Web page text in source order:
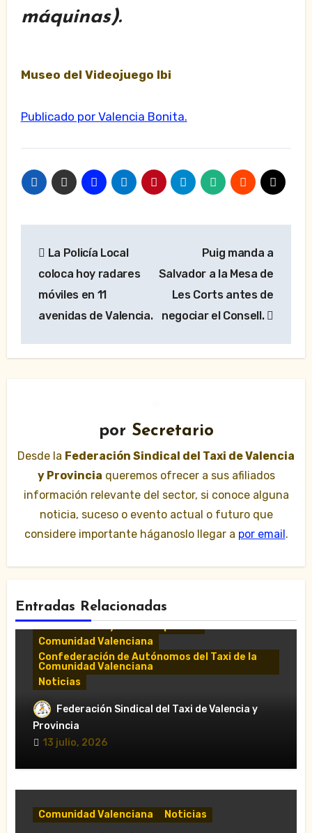
máquinas).
Museo del Videojuego Ibi
Publicado por Valencia Bonita.
de
entradas
La Policía Local
coloca hoy radares
móviles en 11
avenidas de Valencia.
Puig manda a
Salvador a la Mesa de
Les Corts antes de
negociar el Consell.
por Secretario
Desde la Federación Sindical del Taxi de Valencia
y Provincia queremos ofrecer a sus afiliados
información relevante del sector, si conoce alguna
noticia, suceso o evento actual o futuro que
considere importante háganoslo llegar a por email .
Entradas Relacionadas
Comunicados y notas de prensa
Comunidad Valenciana
Confederación de Autónomos del Taxi de la
Comunidad Valenciana
Noticias
«El taxi de Alicante muestra su
desánimo tras una reunión “infructuosa”
con la Conselleria por el Decreto Ley
5/2026»
Federación Sindical del Taxi de Valencia y
Provincia
13 julio, 2026
Comunidad Valenciana Noticias